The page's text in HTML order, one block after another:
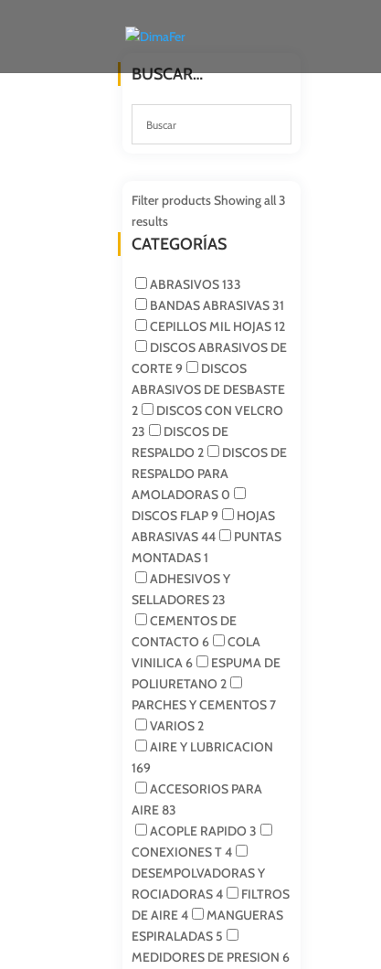
BUSCAR…
Filter productsShowing all 3
results
CATEGORÍAS
ABRASIVOS133
BANDAS ABRASIVAS31
CEPILLOS MIL HOJAS12
DISCOS ABRASIVOS DE
CORTE9
DISCOS
ABRASIVOS DE DESBASTE
2
DISCOS CON VELCRO
23
DISCOS DE
RESPALDO2
DISCOS DE
RESPALDO PARA
AMOLADORAS0
DISCOS FLAP9
HOJAS
ABRASIVAS44
PUNTAS
MONTADAS1
ADHESIVOS Y
SELLADORES23
CEMENTOS DE
CONTACTO6
COLA
VINILICA6
ESPUMA DE
POLIURETANO2
PARCHES Y CEMENTOS7
VARIOS2
AIRE Y LUBRICACION
169
ACCESORIOS PARA
AIRE 83
ACOPLE RAPIDO3
CONEXIONES T4
DESEMPOLVADORAS Y
ROCIADORAS4
FILTROS
DE AIRE4
MANGUERAS
ESPIRALADAS 5
MEDIDORES DE PRESION6